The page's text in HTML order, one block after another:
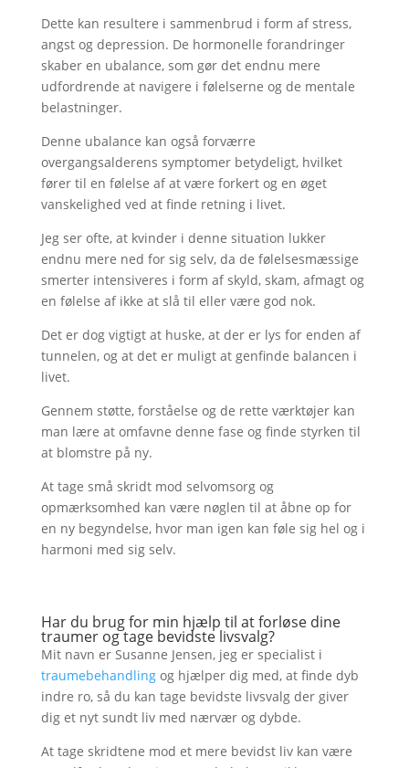
Dette kan resultere i sammenbrud i form af stress,
angst og depression. De hormonelle forandringer
skaber en ubalance, som gør det endnu mere
udfordrende at navigere i følelserne og de mentale
belastninger.
Denne ubalance kan også forværre
overgangsalderens symptomer betydeligt, hvilket
fører til en følelse af at være forkert og en øget
vanskelighed ved at finde retning i livet.
Jeg ser ofte, at kvinder i denne situation lukker
endnu mere ned for sig selv, da de følelsesmæssige
smerter intensiveres i form af skyld, skam, afmagt og
en følelse af ikke at slå til eller være god nok.
Det er dog vigtigt at huske, at der er lys for enden af
tunnelen, og at det er muligt at genfinde balancen i
livet.
Gennem støtte, forståelse og de rette værktøjer kan
man lære at omfavne denne fase og finde styrken til
at blomstre på ny.
At tage små skridt mod selvomsorg og
opmærksomhed kan være nøglen til at åbne op for
en ny begyndelse, hvor man igen kan føle sig hel og i
harmoni med sig selv.
Har du brug for min hjælp til at forløse dine
traumer og tage bevidste livsvalg?
Mit navn er Susanne Jensen, jeg er specialist i
traumebehandlingog hjælper dig med, at finde dyb
indre ro, så du kan tage bevidste livsvalg der giver
dig et nyt sundt liv med nærvær og dybde.
At tage skridtene mod et mere bevidst liv kan være